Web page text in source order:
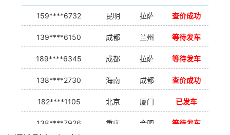
159****6732 昆明 拉萨 查价成功
139****6150 成都 兰州 等待发车
189****6345 成都 拉萨 等待发车
138****2730 海南 成都 查价成功
182****1105 北京 厦门 已发车
138****7926 重庆 合肥 等待发车